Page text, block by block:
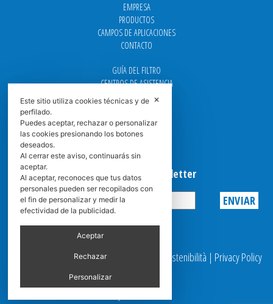
EMPRESA
PRODUCTOS
CAMPOS DE APLICACIONES
CONTACTO
GUÍA DEL FILTRO
CENTROS DE ASISTENCIA
DOWNLOAD
NEWS
FAQ
CARRERA
Suscribirse a la Newsletter
Privacy
© 2025 Spasciani |Codice Etico Report Sostenibilità | Privacy Policy
✕
Este sitio utiliza cookies técnicas y de
perfilado.
Puedes aceptar, rechazar o personalizar
las cookies presionando los botones
deseados.
Al cerrar este aviso, continuarás sin
aceptar.
Al aceptar, reconoces que tus datos
personales pueden ser recopilados con
el fin de personalizar y medir la
efectividad de la publicidad.
Aceptar
Rechazar
Personalizar